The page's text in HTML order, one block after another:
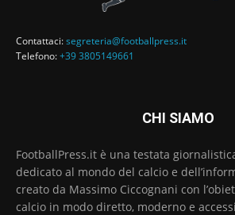
Contattaci:segreteria@footballpress.it
Telefono:+39 3805149661
CHI SIAMO
FootballPress.it è una testata
dedicato al mondo del calcio e
creato da Massimo Ciccognani con
calcio in modo diretto, moderno e